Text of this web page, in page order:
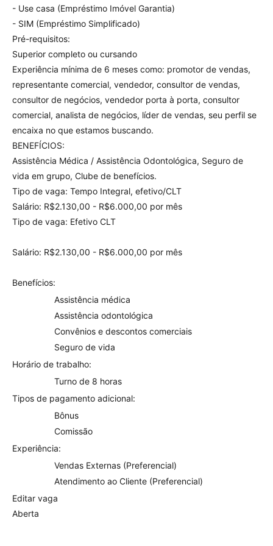
- Use casa (Empréstimo Imóvel Garantia)
- SIM (Empréstimo Simplificado)
Pré-requisitos:
Superior completo ou cursando
Experiência mínima de 6 meses como: promotor de vendas,
representante comercial, vendedor, consultor de vendas,
consultor de negócios, vendedor porta à porta, consultor
comercial, analista de negócios, líder de vendas, seu perfil se
encaixa no que estamos buscando.
BENEFÍCIOS:
Assistência Médica / Assistência Odontológica, Seguro de
vida em grupo, Clube de benefícios.
Tipo de vaga: Tempo Integral, efetivo/CLT
Salário: R$2.130,00 - R$6.000,00 por mês
Tipo de vaga: Efetivo CLT
Salário: R$2.130,00 - R$6.000,00 por mês
Benefícios:
Assistência médica
Assistência odontológica
Convênios e descontos comerciais
Seguro de vida
Horário de trabalho:
Turno de 8 horas
Tipos de pagamento adicional:
Bônus
Comissão
Experiência:
Vendas Externas (Preferencial)
Atendimento ao Cliente (Preferencial)
Editar vaga
Aberta